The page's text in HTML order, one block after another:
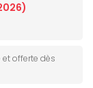
(25/09/2026)
offerte dès